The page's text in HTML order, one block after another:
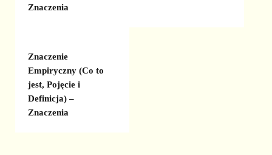
Znaczenia
Znaczenie
Empiryczny (Co to
jest, Pojęcie i
Definicja) –
Znaczenia